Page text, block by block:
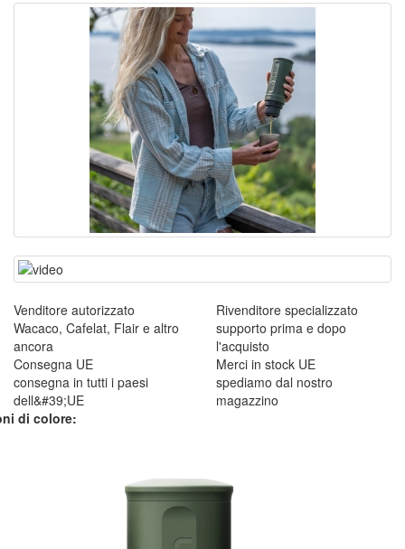
Venditore autorizzato
Wacaco, Cafelat, Flair e altro
ancora
Rivenditore specializzato
supporto prima e dopo
l'acquisto
Consegna UE
consegna in tutti i paesi
dell&#39;UE
Merci in stock UE
spediamo dal nostro
magazzino
di colore: